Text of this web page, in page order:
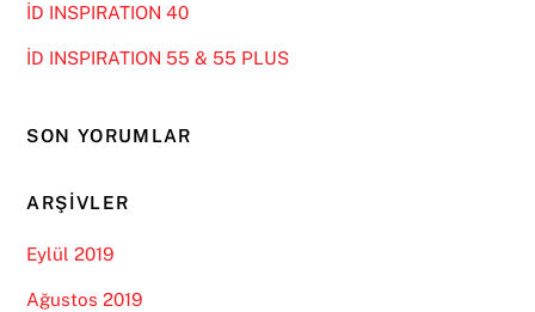
İD INSPIRATION 40
İD INSPIRATION 55 & 55 PLUS
SON YORUMLAR
ARŞIVLER
Eylül 2019
Ağustos 2019